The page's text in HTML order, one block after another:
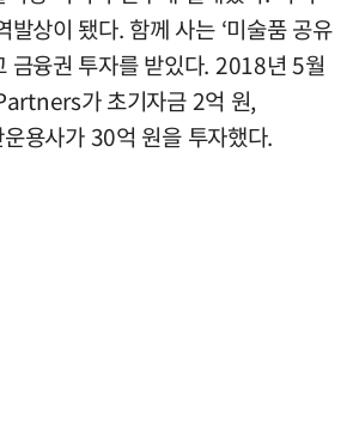
발상이 됐다. 함께 사는 ‘미술품 공유
금융권 투자를 받있다. 2018년 5월
가 초기자금 2억 원,
용사가 30억 원을 투자했다.